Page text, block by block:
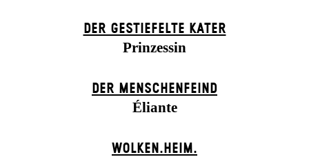
DER GESTIEFELTE KATER
Prinzessin
DER MENSCHENFEIND
Éliante
WOLKEN.HEIM.